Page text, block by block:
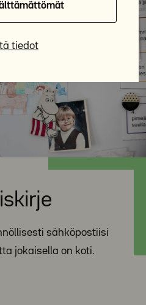
tiedot
sähköpostiisi
jokaisella on koti.